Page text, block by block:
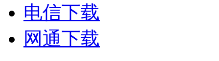
电信下载
网通下载